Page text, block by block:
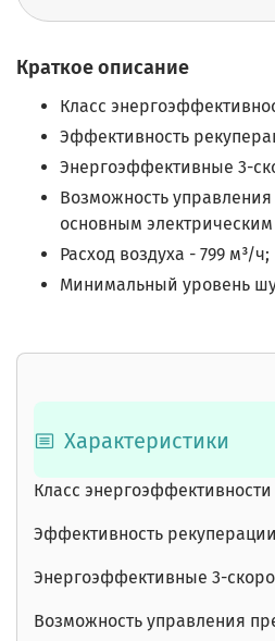
Краткое описание
Класс
Эффективность
Энергоэффективные 3-
Возможность
основным
Расход воздуха - 799 м³/ч;
Минимальный уровень
Характеристики
Класс
Эффективность
Энергоэффективные 3-
Возможность управления